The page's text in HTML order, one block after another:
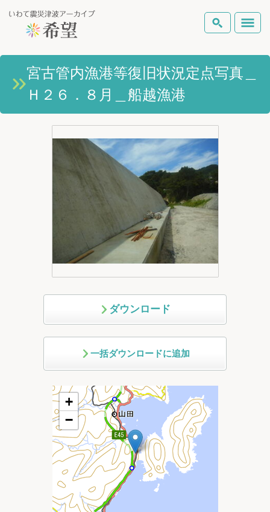
いわて震災津波アーカイブとは
岩手県の被害状況
ピックアップコンテンツ
Foreign Laguage
検索
宮古管内漁港等復旧状況定点写真＿
Ｈ２６．８月＿船越漁港
ダウンロード
一括ダウンロードに追加
+
−